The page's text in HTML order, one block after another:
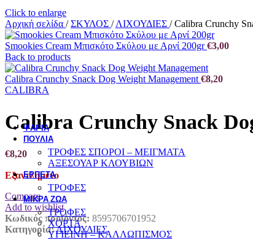
ΟΝΥΧΟΔΡΟΜΙΑ
ΠΑΙΧΝΙΔΙΑ
ΠΕΡΙΠΟΙΗΣΗ ΥΓΙΕΙΝΗ
ΨΑΡΙΑ
ΠΟΥΛΙΑ
ΤΡΟΦΕΣ ΣΠΟΡΟΙ – ΜΕΙΓΜΑΤΑ
ΑΞΕΣΟΥΑΡ ΚΛΟΥΒΙΩΝ
ΕΡΠΕΤΑ
ΤΡΟΦΕΣ
ΜΙΚΡΑ ΖΩΑ
ΤΡΟΦΕΣ
ΧΟΡΤΑ
ΥΓΙΕΙΝΗ – ΚΑΛΛΩΠΙΣΜΟΣ
Click to enlarge
Αρχική σελίδα / ΣΚΥΛΟΣ / ΛΙΧΟΥΔΙΕΣ / Calibra Crunchy
Smookies Cream Μπισκότο Σκύλου με Αρνί 200gr€3,00
Back to products
Calibra Crunchy Snack Dog Weight Management €8,20
CALIBRA
Calibra Crunchy Snack
€8,20
Εξαντλημένο
Compare
Add to wishlist
Κωδικός προϊόντος: 8595706701952
Κατηγορία:ΛΙΧΟΥΔΙΕΣ